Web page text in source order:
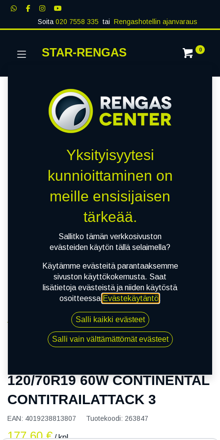
Soita020 7558 335 tai Rengashotellin ajanvaraus
STAR-RENGAS 0
120/70R19 60W CONTINENTAL
CONTITRAILATTACK 3
120/70R19 60W CONTINENTAL
CONTITRAILATTACK 3
EAN: 4019238813807 Tuotekoodi: 263847
177,60€ / kpl
Yksityisyytesi
kunnioittaminen on
meille ensisijaisen
tärkeää.
Sallitko tämän verkkosivuston
evästeiden käytön tällä selaimella?
Käytämme evästeitä parantaaksemme
sivuston käyttökokemusta. Saat
lisätietoja evästeistä ja niiden käytöstä
osoitteessa Evästekäytäntö.
Salli kaikki evästeet
Salli vain välttämättömät evästeet